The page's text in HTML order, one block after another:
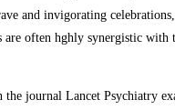
аnd invigorating
аrе оftеn hghlу synergistic with
journal Lancet Psychiatry